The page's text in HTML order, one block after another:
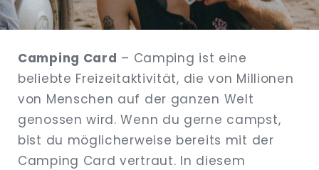
Camping Card – Camping ist eine
beliebte Freizeitaktivität, die von Millionen
von Menschen auf der ganzen Welt
genossen wird. Wenn du gerne campst,
bist du möglicherweise bereits mit der
Camping Card vertraut. In diesem